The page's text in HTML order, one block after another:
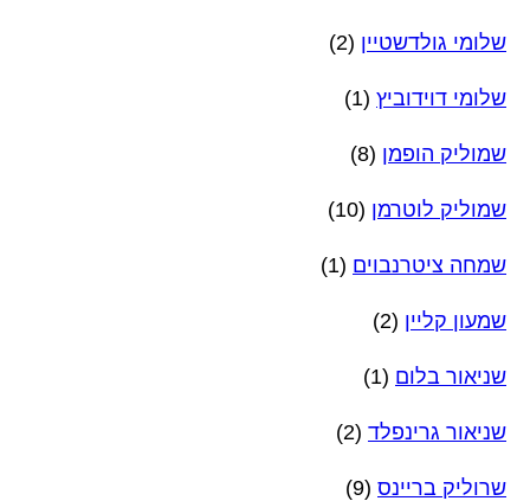
שלומי גולדשטיין (2)
שלומי דוידוביץ (1)
שמוליק הופמן (8)
שמוליק לוטרמן (10)
שמחה ציטרנבוים (1)
שמעון קליין (2)
שניאור בלום (1)
שניאור גרינפלד (2)
שרוליק בריינס (9)